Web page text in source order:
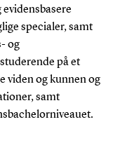
specialer, samt
og
på et
viden og kunnen og
samt